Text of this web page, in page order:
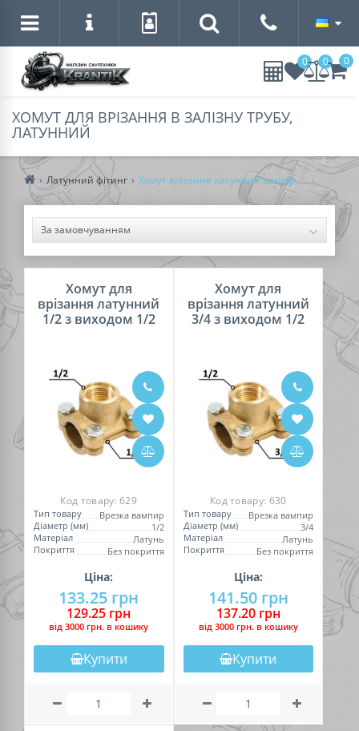
0 0 0
ХОМУТ ДЛЯ ВРІЗАННЯ В ЗАЛІЗНУ ТРУБУ,
ЛАТУННИЙ
Латунний фітинг Хомут врізання латунний вампір
Хомут для
врізання латунний
1/2 з виходом 1/2
Код товару:629
Тип товару
Врезка вампир
Діаметр (мм)
1/2
Матеріал
Латунь
Покриття
Без покриття
Ціна:
133.25 грн
129.25 грн
вiд 3000 грн. в кошику
Купити
Хомут для
врізання латунний
3/4 з виходом 1/2
Код товару: 630
Тип товару
Врезка вампир
Діаметр (мм)
3/4
Матеріал
Латунь
Покриття
Без покриття
Ціна:
141.50 грн
137.20 грн
вiд 3000 грн. в кошику
Купити